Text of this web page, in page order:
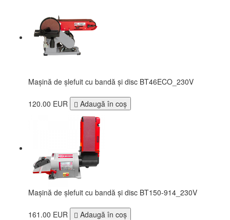
Mașină de șlefuit cu bandă și disc BT46ECO_230V
120.00 EUR Adaugă în coş
Mașină de șlefuit cu bandă și disc BT150-914_230V
161.00 EUR Adaugă în coş